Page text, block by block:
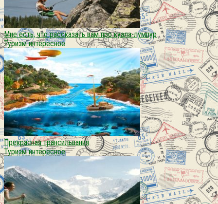
Мне есть, что рассказать вам про куала-лумпур
Туризм интересное
Прекрасная трансильвания
Туризм интересное